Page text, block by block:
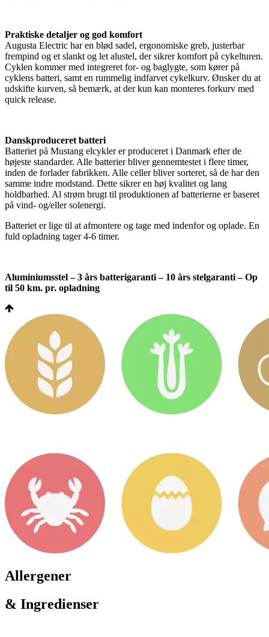
Praktiske detaljer og god komfort
Augusta Electric har en blød sadel, ergonomiske greb, justerbar
frempind og et slankt og let alustel, der sikrer komfort på cykelturen.
Cyklen kommer med integreret for- og baglygte, som kører på
cyklens batteri, samt en rummelig indfarvet cykelkurv. Ønsker du at
udskifte kurven, så bemærk, at der kun kan monteres forkurv med
quick release.
Danskproduceret batteri
Batteriet på Mustang elcykler er produceret i Danmark efter de
højeste standarder. Alle batterier bliver gennemtestet i flere timer,
inden de forlader fabrikken. Alle celler bliver sorteret, så de har den
samme indre modstand. Dette sikrer en høj kvalitet og lang
holdbarhed. Al strøm brugt til produktionen af batterierne er baseret
på vind- og/eller solenergi.
Batteriet er lige til at afmontere og tage med indenfor og oplade. En
fuld opladning tager 4-6 timer.
Aluminiumsstel – 3 års batterigaranti – 10 års stelgaranti – Op
til 50 km. pr. opladning
Allergener
& Ingredienser